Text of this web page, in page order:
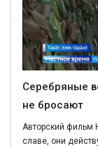
Серебряные
не бросают
Авторский фильм
славе, они